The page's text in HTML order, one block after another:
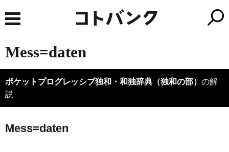
Mess=daten
ポケットプログレッシブ独和・和独辞典（独和の部） の解
説
Mess=daten